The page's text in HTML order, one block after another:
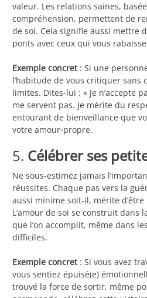
valeur. Les relations saines,
compréhension, permettent de
de soi. Cela signifie aussi mettre
ponts avec ceux qui vous
Exemple concret: Si une
l’habitude de vous critiquer sans
limites. Dites-lui : « Je n’accepte
me servent pas. Je mérite du
entourant de bienveillance que
votre amour-propre.
5. Célébrer ses
Ne sous-estimez jamais
réussites. Chaque pas vers la
aussi minime soit-il, mérite
L’amour de soi se construit dans
que l’on accomplit, même dans
difficiles.
Exemple concret: Si vous avez
vous sentiez épuisé(e)
trouvé la force de sortir, même